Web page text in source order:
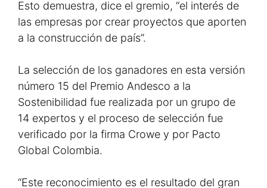
Esto demuestra, dice el gremio, “el interés de
las empresas por crear proyectos que aporten
a la construcción de país”.
La selección de los ganadores en esta versión
número 15 del Premio Andesco a la
Sostenibilidad fue realizada por un grupo de
14 expertos y el proceso de selección fue
verificado por la firma Crowe y por Pacto
Global Colombia.
“Este reconocimiento es el resultado del gran